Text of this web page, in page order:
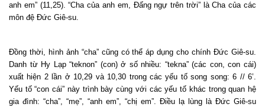
anh em” (11,25). “Cha của anh em, Đấng ngự trên trời” là Cha của các
môn đệ Đức Giê-su.
Đồng thời, hình ảnh “cha” cũng có thể áp dụng cho chính Đức Giê-su.
Danh từ Hy Lạp “teknon” (con) ở số nhiều: “tekna” (các con, con cái)
xuất hiện 2 lần ở 10,29 và 10,30 trong các yếu tố song song: 6 // 6’.
Yếu tố “con cái” này trình bày cùng với các yếu tố khác trong quan hệ
gia đình: “cha”, “mẹ”, “anh em”, “chị em”. Điều lạ lùng là Đức Giê-su